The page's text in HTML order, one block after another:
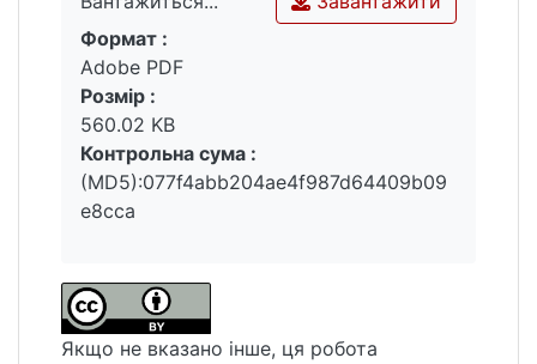
Вантажиться...
Формат :
Adobe PDF
Розмір :
560.02 KB
Контрольна сума :
(MD5):077f4abb204ae4f987d64409b09
e8cca
Якщо не вказано інше, ця робота